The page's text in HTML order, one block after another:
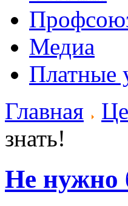
Медиа
Платные
Главная
знать!
Не нужно